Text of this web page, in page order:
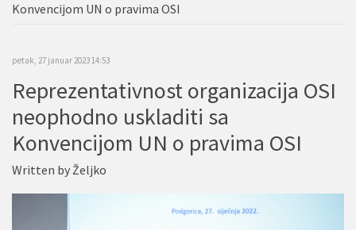
Konvencijom UN o pravima OSI
petak, 27 januar 2023 14:53
Reprezentativnost organizacija OSI
neophodno uskladiti sa
Konvencijom UN o pravima OSI
Written byŽeljko